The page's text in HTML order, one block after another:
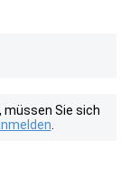
müssen Sie sich